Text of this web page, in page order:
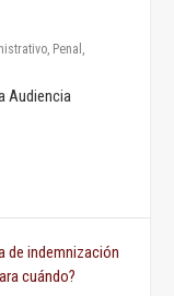
, Penal ,
Audiencia